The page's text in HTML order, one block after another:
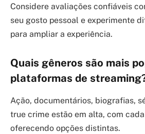
Considere avaliações confiáveis
seu gosto pessoal e experimente
para ampliar a experiência.
Quais gêneros são mais
plataformas de
Ação, documentários, biografias,
true crime estão em alta, com
oferecendo opções distintas.